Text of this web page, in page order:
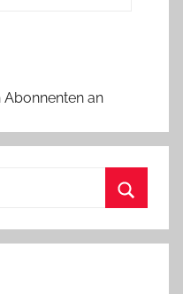
Abonnenten an